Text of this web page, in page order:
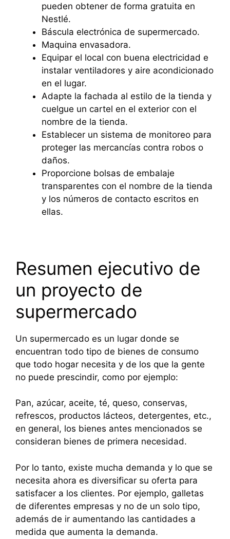
pueden obtener de forma gratuita en
Nestlé.
Báscula electrónica de supermercado.
Maquina envasadora.
Equipar el local con buena electricidad e
instalar ventiladores y aire acondicionado
en el lugar.
Adapte la fachada al estilo de la tienda y
cuelgue un cartel en el exterior con el
nombre de la tienda.
Establecer un sistema de monitoreo para
proteger las mercancías contra robos o
daños.
Proporcione bolsas de embalaje
transparentes con el nombre de la tienda
y los números de contacto escritos en
ellas.
Resumen ejecutivo de
un proyecto de
supermercado
Un supermercado es un lugar donde se
encuentran todo tipo de bienes de consumo
que todo hogar necesita y de los que la gente
no puede prescindir, como por ejemplo:
Pan, azúcar, aceite, té, queso, conservas,
refrescos, productos lácteos, detergentes, etc.,
en general, los bienes antes mencionados se
consideran bienes de primera necesidad.
Por lo tanto, existe mucha demanda y lo que se
necesita ahora es diversificar su oferta para
satisfacer a los clientes. Por ejemplo, galletas
de diferentes empresas y no de un solo tipo,
además de ir aumentando las cantidades a
medida que aumenta la demanda.